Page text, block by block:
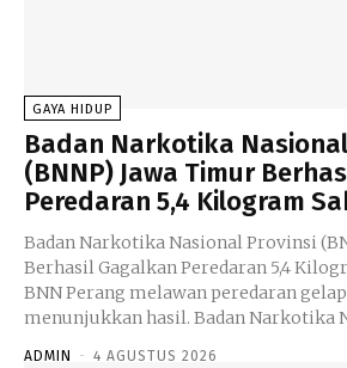
GAYA HIDUP
Badan Narkotika
(BNNP) Jawa Timur
Peredaran 5,4 Kilogram
Badan Narkotika Nasional Provinsi
Berhasil Gagalkan Peredaran 5,4 Kilogram
BNN Perang melawan peredaran gelap narkotika terus
menunjukkan hasil. Badan Narkotika
ADMIN - 4 AGUSTUS 2026